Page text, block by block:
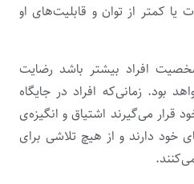
‌‌یا کمتر از توان و قابلیت‌های او
افراد بیشتر باشد رضایت
بود. زمانی‌که افراد در جایگاه
قرار می‌گیرند اشتیاق و انگیزه‌ی
خود دارند و از هیچ تلاشی برای